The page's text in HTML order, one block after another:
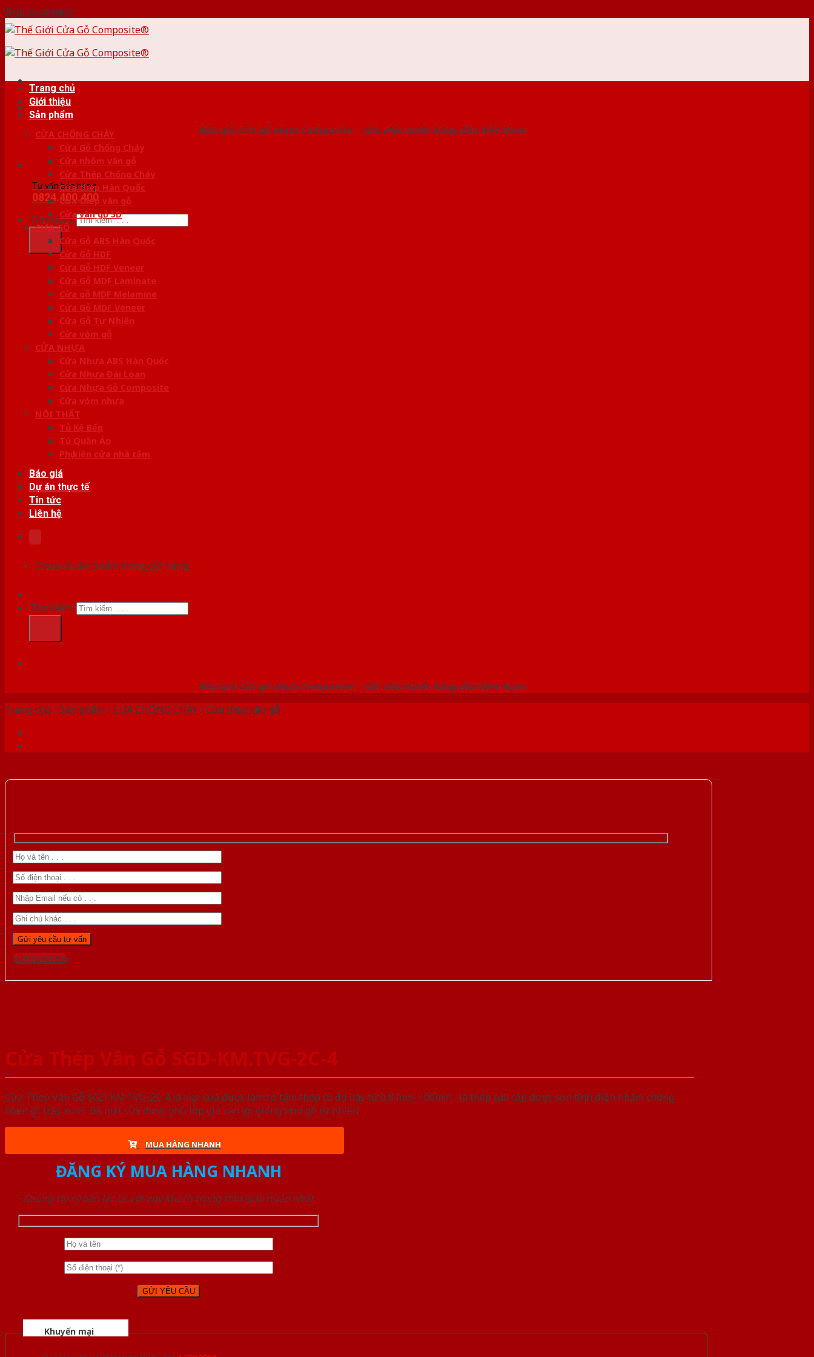
Skip to content
Báo giá cửa gỗ nhựa Composite – cửa chịu nước hàng đầu Việt Nam
Tư vấn bán hàng
0824.400.400
Tìm kiếm:
Trang chủ
Giới thiệu
Sản phẩm
CỬA CHỐNG CHÁY
Cửa Gỗ Chống Cháy
Cửa nhôm vân gỗ
Cửa Thép Chống Cháy
Cửa thép Hàn Quốc
Cửa thép vân gỗ
Cửa vân gỗ 5D
CỬA GỖ
Cửa Gỗ ABS Hàn Quốc
Cửa Gỗ HDF
Cửa Gỗ HDF Veneer
Cửa Gỗ MDF Laminate
Cửa gỗ MDF Melamine
Cửa Gỗ MDF Veneer
Cửa Gỗ Tự Nhiên
Cửa vòm gỗ
CỬA NHỰA
Cửa Nhựa ABS Hàn Quốc
Cửa Nhựa Đài Loan
Cửa Nhựa Gỗ Composite
Cửa vòm nhựa
NỘI THẤT
Tủ Kệ Bếp
Tủ Quần Áo
Phụ kiện cửa nhà tắm
Báo giá
Dự án thực tế
Tin tức
Liên hệ
Chưa có sản phẩm trong giỏ hàng.
Tìm kiếm:
Báo giá cửa gỗ nhựa Composite – cửa chịu nước hàng đầu Việt Nam
Trang chủ /Sản phẩm /CỬA CHỐNG CHÁY/Cửa thép vân gỗ
Gọi 0976.169.864
Cửa Thép Vân Gỗ SGD-KM.TVG-2C-4
Cửa Thép Vân Gỗ SGD-KM.TVG-2C-4 là loại cửa được làm từ tấm thép có độ dày từ 0,8 mm-1.00mm , là thép cao cấp được sơn tĩnh điện nhằm chống
hoen gỉ, trầy xước. Bề mặt cửa được phủ lớp giả vân gỗ giống như gỗ tự nhiên
MUA HÀNG NHANH
ĐĂNG KÝ MUA HÀNG NHANH
Chúng tôi sẽ liên lạc lại với quý khách trong thời gian ngắn nhất
Khuyến mại